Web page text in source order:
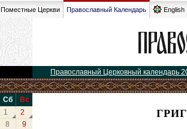
Поместные Церкви Православный Календарь English
Православный Церковный календарь
Сб
Вс
1
2
8
9